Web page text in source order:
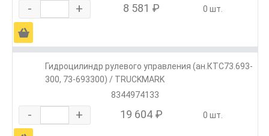
- + 8 581 ₽ 0 шт.
Ä
Гидроцилиндр рулевого управления (ан.КТС73.693-
300, 73-693300) / TRUCKMARK
8344974133
- + 19 604 ₽ 0 шт.